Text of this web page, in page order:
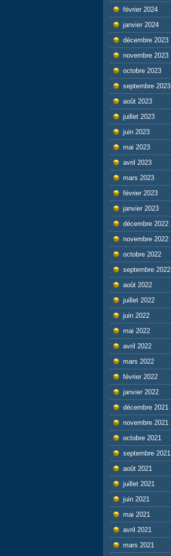
février 2024
janvier 2024
décembre 2023
novembre 2023
octobre 2023
septembre 2023
août 2023
juillet 2023
juin 2023
mai 2023
avril 2023
mars 2023
février 2023
janvier 2023
décembre 2022
novembre 2022
octobre 2022
septembre 2022
août 2022
juillet 2022
juin 2022
mai 2022
avril 2022
mars 2022
février 2022
janvier 2022
décembre 2021
novembre 2021
octobre 2021
septembre 2021
août 2021
juillet 2021
juin 2021
mai 2021
avril 2021
mars 2021